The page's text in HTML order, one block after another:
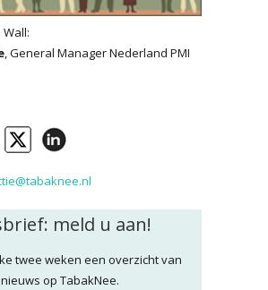
, General Manager Nederland PMI
meld u aan!
twee weken een overzicht van
op TabakNee.